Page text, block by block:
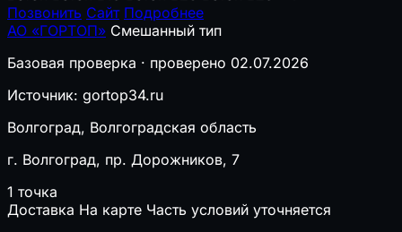
Позвонить Сайт Подробнее
АО «ГОРТОП» Смешанный тип
Базовая проверка · проверено 02.07.2026
Источник: gortop34.ru
Волгоград, Волгоградская область
г. Волгоград, пр. Дорожников, 7
1 точка
Доставка На карте Часть условий уточняется